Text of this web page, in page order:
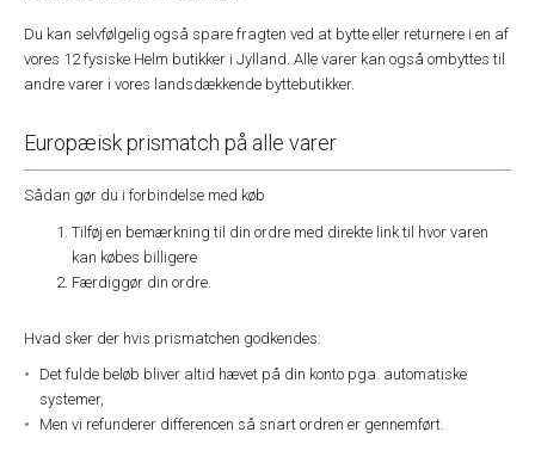
Du kan selvfølgelig også spare fragten ved at bytte eller returnere i en af
vores 12 fysiske Helm butikker i Jylland. Alle varer kan også ombyttes til
andre varer i vores landsdækkende byttebutikker.
Europæisk prismatch på alle varer
Sådan gør du i forbindelse med køb
Tilføj en bemærkning til din ordre med direkte link til hvor varen
kan købes billigere
Færdiggør din ordre.
Hvad sker der hvis prismatchen godkendes:
Det fulde beløb bliver altid hævet på din konto pga. automatiske
systemer,
Men vi refunderer differencen så snart ordren er gennemført.